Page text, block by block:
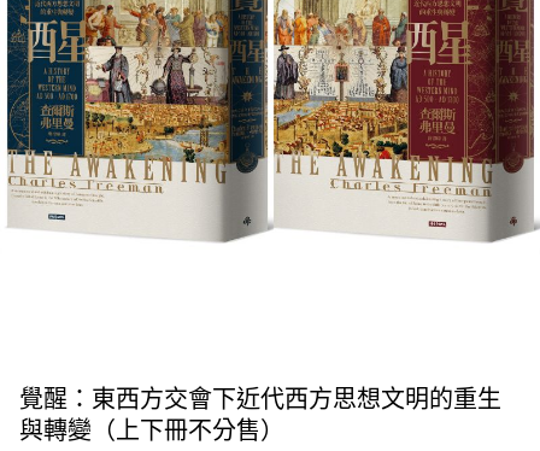
覺醒：東西方交會下近代西方思想文明的重生
與轉變（上下冊不分售）